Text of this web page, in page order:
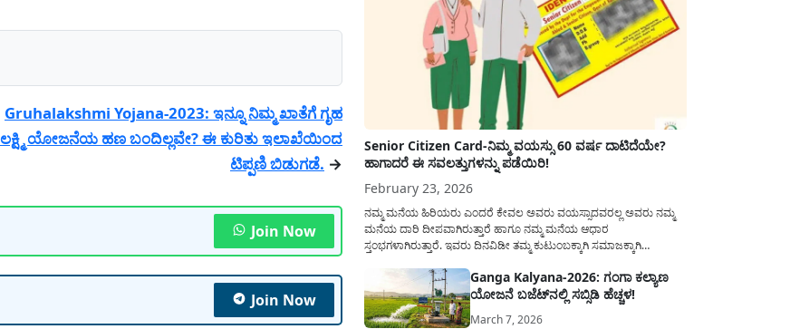
Gruhalakshmi Yojana-2023: ಇನ್ನೂ ನಿಮ್ಮ ಖಾತೆಗೆ ಗೃಹ
ಲಕ್ಷ್ಮಿ ಯೋಜನೆಯ ಹಣ ಬಂದಿಲ್ಲವೇ? ಈ ಕುರಿತು ಇಲಾಖೆಯಿಂದ
ಟಿಪ್ಪಣಿ ಬಿಡುಗಡೆ. →
Join Now
Join Now
Senior Citizen Card-ನಿಮ್ಮ ವಯಸ್ಸು 60 ವರ್ಷ ದಾಟಿದೆಯೇ?
ಹಾಗಾದರೆ ಈ ಸವಲತ್ತುಗಳನ್ನು ಪಡೆಯಿರಿ!
February 23, 2026
ನಮ್ಮ ಮನೆಯ ಹಿರಿಯರು ಎಂದರೆ ಕೇವಲ ಅವರು ವಯಸ್ಸಾದವರಲ್ಲ ಅವರು ನಮ್ಮ
ಮನೆಯ ದಾರಿ ದೀಪವಾಗಿರುತ್ತಾರೆ ಹಾಗೂ ನಮ್ಮ ಮನೆಯ ಆಧಾರ
ಸ್ತಂಭಗಳಾಗಿರುತ್ತಾರೆ. ಇವರು ದಿನವಿಡೀ ತಮ್ಮ ಕುಟುಂಬಕ್ಕಾಗಿ ಸಮಾಜಕ್ಕಾಗಿ
ನೆಮ್ಮದಿಯಿಂದ ಕಳೆಯಬೇಕೆಂಬುದು ಪ್ರತಿಯೊಬ್ಬರ ಕನಸಾಗಿರುತ್ತದೆ ಆದ್ದರಿಂದ
ಸರ್ಕಾರವು ಹಿರಿಯ ನಾಗರಿಕರ ಗುರುತಿನ ಚೀಟಿ...
Ganga Kalyana-2026: ಗಂಗಾ ಕಲ್ಯಾಣ
ಯೋಜನೆ ಬಜೆಟ್‌ನಲ್ಲಿ ಸಬ್ಸಿಡಿ ಹೆಚ್ಚಳ!
March 7, 2026